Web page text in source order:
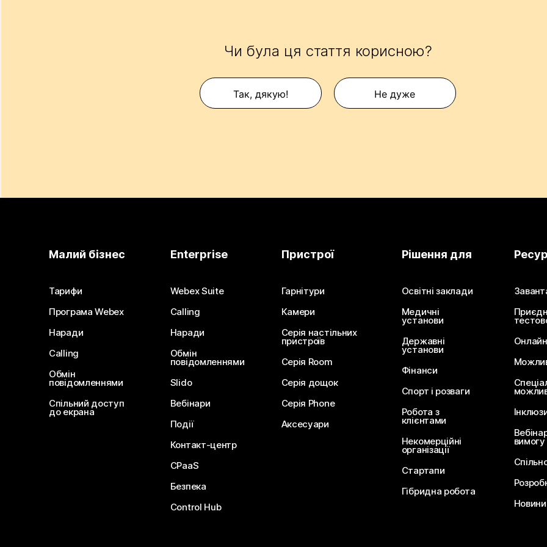
Чи була ця стаття корисною?
Так, дякую! Не дуже
Малий бізнес
Тарифи
Програма Webex
Наради
Calling
Обмін
повідомленнями
Спільний доступ
до екрана
Enterprise
Webex Suite
Calling
Наради
Обмін
повідомленнями
Slido
Вебінари
Події
Контакт-центр
CPaaS
Безпека
Control Hub
Пристрої
Гарнітури
Камери
Серія настільних
пристроїв
Серія Room
Серія дощок
Серія Phone
Аксесуари
Рішення для
Освітні заклади
Медичні
установи
Державні
установи
Фінанси
Спорт і розваги
Робота з
клієнтами
Некомерційні
організації
Стартапи
Гібридна робота
вимогу
Новини